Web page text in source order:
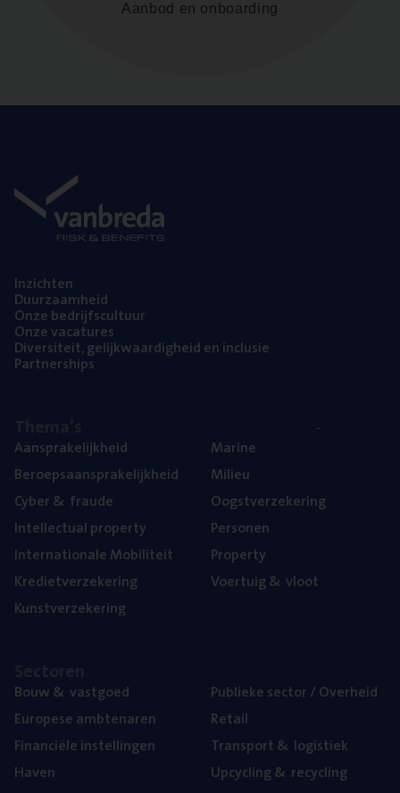
Aanbod en onboarding
Inzich­ten
Duur­zaam­heid
Onze bedrijfs­cul­tuur
Onze vaca­tu­res
Diver­si­teit, gelijk­waar­dig­heid en inclusie
Part­ner­ships
Aan­spra­ke­lijk­heid
Beroeps­aan­spra­ke­lijk­heid
Cyber& fraude
Intel­lec­tu­al property
Inter­na­ti­o­na­le Mobiliteit
Kre­diet­ver­ze­ke­ring
Kunst­ver­ze­ke­ring
Mari­ne
Mili­eu
Oogst­ver­ze­ke­ring
Per­so­nen
Pro­per­ty
Voer­tuig& vloot
Bouw& vastgoed
Euro­pe­se ambtenaren
Finan­ci­ë­le instellingen
Haven
Publie­ke sec­tor / Overheid
Retail
Trans­port& logistiek
Upcy­cling& recycling